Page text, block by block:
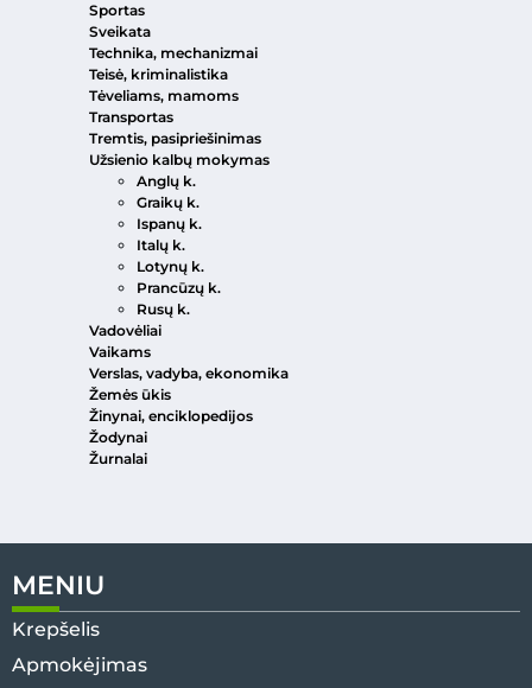
Sportas
Sveikata
Technika, mechanizmai
Teisė, kriminalistika
Tėveliams, mamoms
Transportas
Tremtis, pasipriešinimas
Užsienio kalbų mokymas
Anglų k.
Graikų k.
Ispanų k.
Italų k.
Lotynų k.
Prancūzų k.
Rusų k.
Vadovėliai
Vaikams
Verslas, vadyba, ekonomika
Žemės ūkis
Žinynai, enciklopedijos
Žodynai
Žurnalai
MENIU
Krepšelis
Apmokėjimas